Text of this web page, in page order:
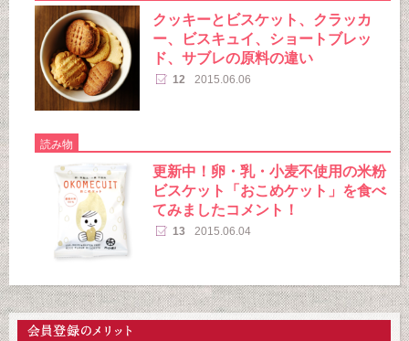
クッキーとビスケット、クラッカ
ー、ビスキュイ、ショートブレッ
ド、サブレの原料の違い
12 2015.06.06
読み物
更新中！卵・乳・小麦不使用の米粉
ビスケット「おこめケット」を食べ
てみましたコメント！
13 2015.06.04